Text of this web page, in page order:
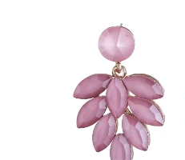
Skor/Stövlar